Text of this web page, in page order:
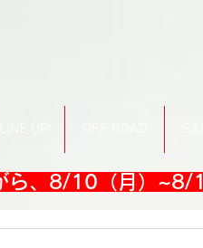
ら、8/10（月）~8/